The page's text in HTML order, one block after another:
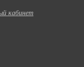
кабинет